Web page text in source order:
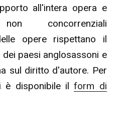
all'intera opera e
concorrenziali
opere rispettano il
dei paesi anglosassoni e
sul diritto d'autore. Per
è disponibile ilform di